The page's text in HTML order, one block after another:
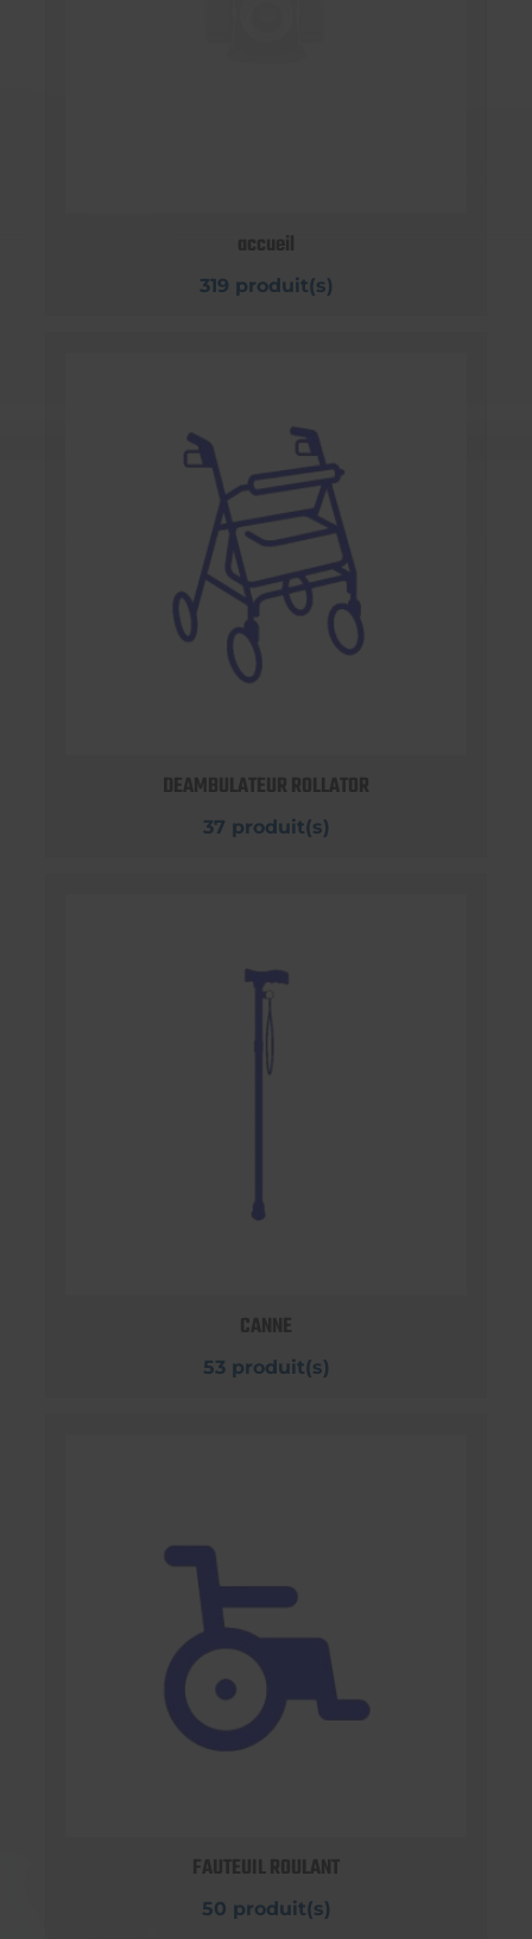
accueil
319 produit(s)
DEAMBULATEUR ROLLATOR
37 produit(s)
CANNE
53 produit(s)
FAUTEUIL ROULANT
50 produit(s)